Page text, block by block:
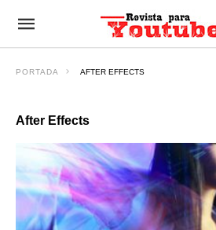
PORTADA AFTER EFFECTS
After Effects